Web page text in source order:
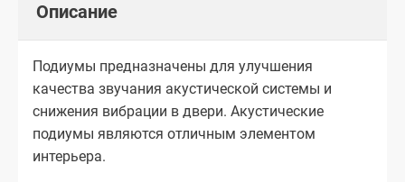
Описание
Подиумы предназначены для улучшения
качества звучания акустической системы и
снижения вибрации в двери. Акустические
подиумы являются отличным элементом
интерьера.